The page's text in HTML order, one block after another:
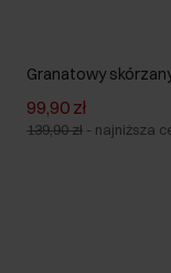
Granatowy
99,90 zł
139,90 zł - najniższa